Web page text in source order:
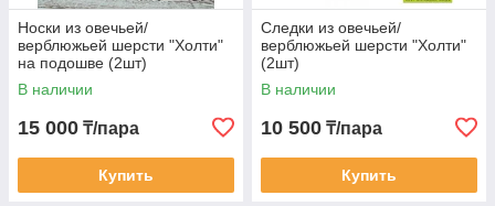
Носки из овечьей/
верблюжьей шерсти "Холти"
на подошве (2шт)
В наличии
15 000 ₸/пара
Купить
Следки из овечьей/
верблюжьей шерсти "Холти"
(2шт)
В наличии
10 500 ₸/пара
Купить